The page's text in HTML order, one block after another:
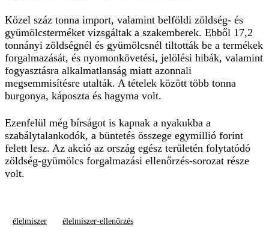
Közel száz tonna import, valamint belföldi zöldség- és
gyümölcsterméket vizsgáltak a szakemberek. Ebből 17,2
tonnányi zöldségnél és gyümölcsnél tiltották be a termékek
forgalmazását, és nyomonkövetési, jelölési hibák, valamint
fogyasztásra alkalmatlanság miatt azonnali
megsemmisítésre utalták. A tételek között több tonna
burgonya, káposzta és hagyma volt.
Ezenfelül még bírságot is kapnak a nyakukba a
szabálytalankodók, a büntetés összege egymillió forint
felett lesz. Az akció az ország egész területén folytatódó
zöldség-gyümölcs forgalmazási ellenőrzés-sorozat része
volt.
élelmiszer élelmiszer-ellenőrzés